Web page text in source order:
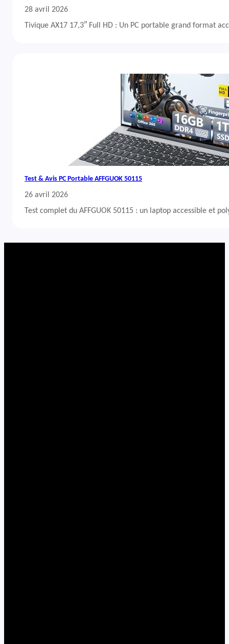
28 avril 2026
Tivique AX17 17,3″ Full HD : Un PC portable grand format
Test & Avis PC Portable AFFGUOK 50115
26 avril 2026
Test complet du AFFGUOK 50115 : un laptop accessible